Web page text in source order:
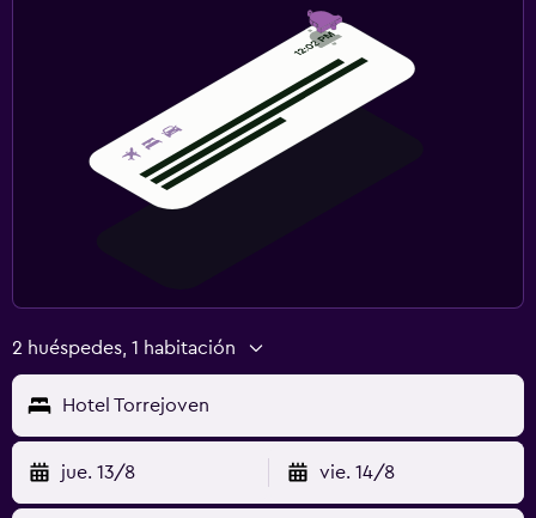
2 huéspedes, 1 habitación
Hotel Torrejoven
jue. 13/8 vie. 14/8